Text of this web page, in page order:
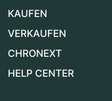
Deutschland
Schweiz
Frankreich
KAUFEN
Alle Luxusuhren
Independent Brands
VERKAUFEN
Uhr verkaufen
CHRONEXT
Über uns
HELP CENTER